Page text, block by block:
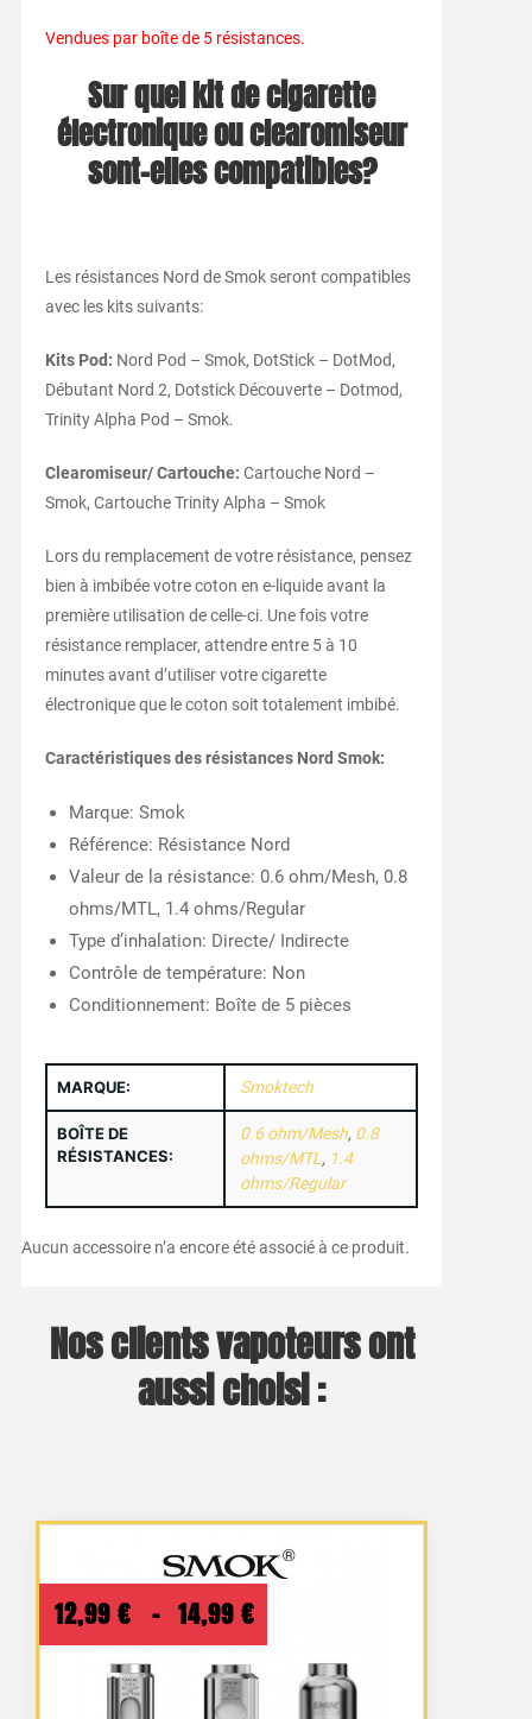
Vendues par boîte de 5 résistances.
Sur quel kit de cigarette
électronique ou clearomiseur
sont-elles compatibles?
Les résistances Nord de Smok seront compatibles
avec les kits suivants:
Kits Pod: Nord Pod – Smok, DotStick – DotMod,
Débutant Nord 2, Dotstick Découverte – Dotmod,
Trinity Alpha Pod – Smok.
Clearomiseur/ Cartouche: Cartouche Nord –
Smok, Cartouche Trinity Alpha – Smok
Lors du remplacement de votre résistance, pensez
bien à imbibée votre coton en e-liquide avant la
première utilisation de celle-ci. Une fois votre
résistance remplacer, attendre entre 5 à 10
minutes avant d’utiliser votre cigarette
électronique que le coton soit totalement imbibé.
Caractéristiques des résistances Nord Smok:
Marque: Smok
Référence: Résistance Nord
Valeur de la résistance: 0.6 ohm/Mesh, 0.8
ohms/MTL, 1.4 ohms/Regular
Type d’inhalation: Directe/ Indirecte
Contrôle de température: Non
Conditionnement: Boîte de 5 pièces
MARQUE: Smoktech
BOÎTE DE
RÉSISTANCES:
0.6 ohm/Mesh, 0.8
ohms/MTL, 1.4
ohms/Regular
Aucun accessoire n’a encore été associé à ce produit.
Nos clients vapoteurs ont
aussi choisi :
12,99 € – 14,99 €
de
prix :